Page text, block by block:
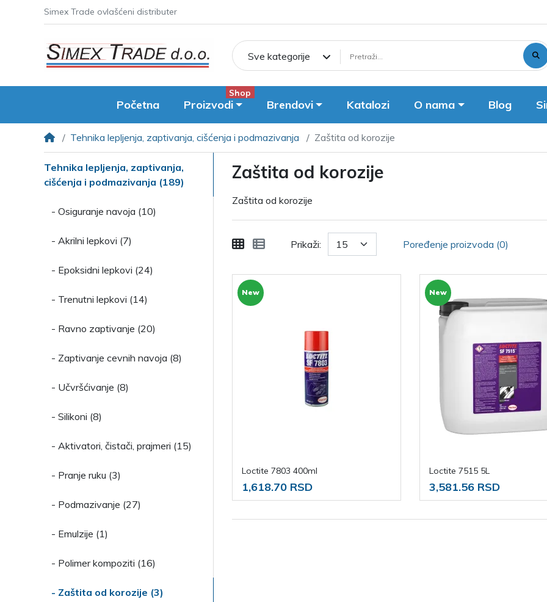
Simex Trade ovlašćeni distributer
Sve kategorije
Početna Proizvodi
Shop
Brendovi Katalozi O nama Blog
Tehnika lepljenja, zaptivanja, cišćenja i podmazivanja Zaštita od korozije
Tehnika lepljenja, zaptivanja,
cišćenja i podmazivanja (189)
- Osiguranje navoja (10)
- Akrilni lepkovi (7)
- Epoksidni lepkovi (24)
- Trenutni lepkovi (14)
- Ravno zaptivanje (20)
- Zaptivanje cevnih navoja (8)
- Učvršćivanje (8)
- Silikoni (8)
- Aktivatori, čistači, prajmeri (15)
- Pranje ruku (3)
- Podmazivanje (27)
- Emulzije (1)
- Polimer kompoziti (16)
- Zaštita od korozije (3)
Zaštita od korozije
Zaštita od korozije
Prikaži: Poređenje proizvoda (0)
New
Loctite 7803 400ml
1,618.70 RSD
New
Loctite 7515 5L
3,581.56 RSD